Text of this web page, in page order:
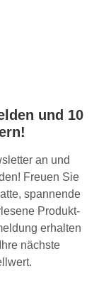
und 10
an und
Freuen Sie
spannende
Produkt-
erhalten
nächste